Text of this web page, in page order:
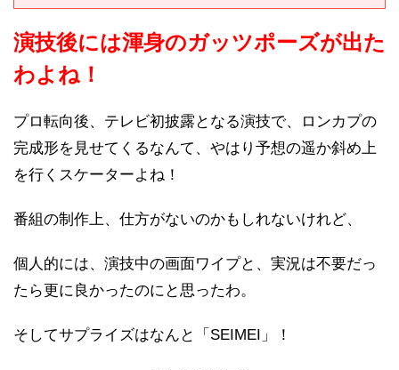
演技後には渾身のガッツポーズが出た
わよね！
プロ転向後、テレビ初披露となる演技で、ロンカプの
完成形を見せてくるなんて、やはり予想の遥か斜め上
を行くスケーターよね！
番組の制作上、仕方がないのかもしれないけれど、
個人的には、演技中の画面ワイプと、実況は不要だっ
たら更に良かったのにと思ったわ。
そしてサプライズはなんと「SEIMEI」！